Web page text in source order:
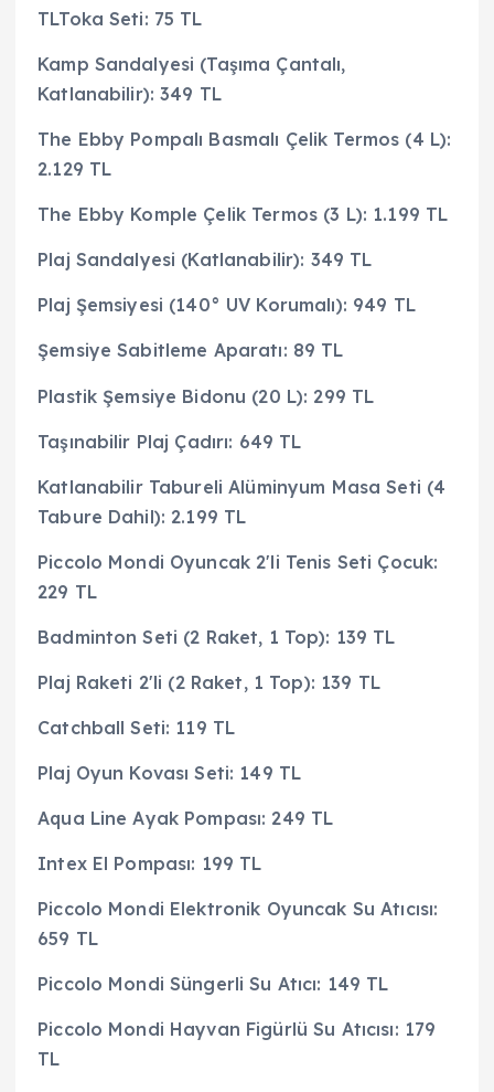
TLToka Seti: 75 TL
Kamp Sandalyesi (Taşıma Çantalı,
Katlanabilir): 349 TL
The Ebby Pompalı Basmalı Çelik Termos (4 L):
2.129 TL
The Ebby Komple Çelik Termos (3 L): 1.199 TL
Plaj Sandalyesi (Katlanabilir): 349 TL
Plaj Şemsiyesi (140° UV Korumalı): 949 TL
Şemsiye Sabitleme Aparatı: 89 TL
Plastik Şemsiye Bidonu (20 L): 299 TL
Taşınabilir Plaj Çadırı: 649 TL
Katlanabilir Tabureli Alüminyum Masa Seti (4
Tabure Dahil): 2.199 TL
Piccolo Mondi Oyuncak 2'li Tenis Seti Çocuk:
229 TL
Badminton Seti (2 Raket, 1 Top): 139 TL
Plaj Raketi 2'li (2 Raket, 1 Top): 139 TL
Catchball Seti: 119 TL
Plaj Oyun Kovası Seti: 149 TL
Aqua Line Ayak Pompası: 249 TL
Intex El Pompası: 199 TL
Piccolo Mondi Elektronik Oyuncak Su Atıcısı:
659 TL
Piccolo Mondi Süngerli Su Atıcı: 149 TL
Piccolo Mondi Hayvan Figürlü Su Atıcısı: 179
TL